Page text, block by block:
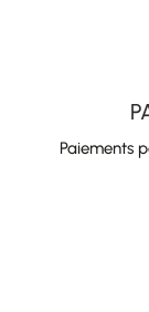
Paiements